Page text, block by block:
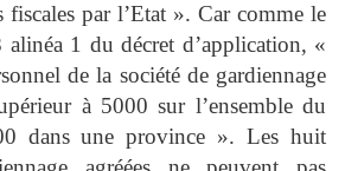
fiscales par l’Etat ». Car comme le
1 du décret d’application, «
de la société de gardiennage
à 5000 sur l’ensemble du
dans une province ». Les huit